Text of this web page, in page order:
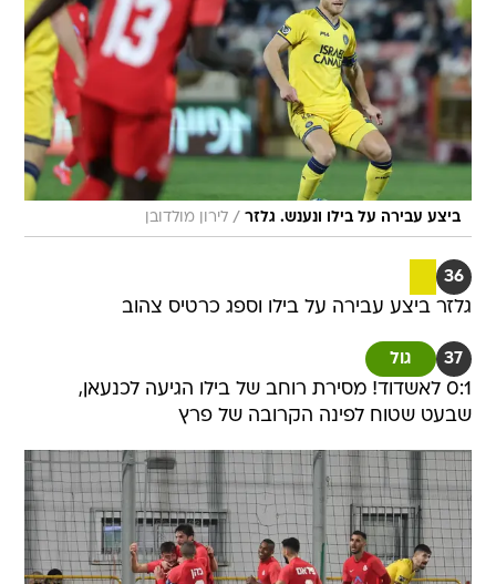
ביצע עבירה על בילו ונענש. גלזר / לירון מולדובן
36
גלזר ביצע עבירה על בילו וספג כרטיס צהוב
37 גול
0:1 לאשדוד! מסירת רוחב של בילו הגיעה לכנעאן,
שבעט שטוח לפינה הקרובה של פרץ